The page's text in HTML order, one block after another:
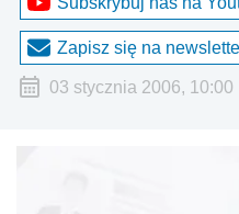
Zapisz się na
03 stycznia 2006, 10:00